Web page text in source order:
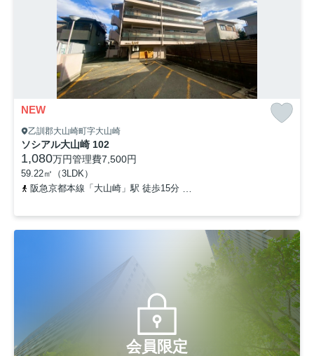
NEW
乙訓郡大山崎町字大山崎
ソシアル大山崎 102
1,080万円管理費7,500円
59.22㎡（3LDK）
阪急京都本線「大山崎」駅 徒歩15分
会員限定